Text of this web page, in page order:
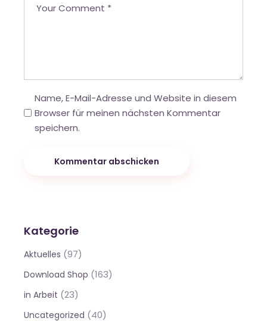
Name, E-Mail-Adresse und Website in diesem
Browser für meinen nächsten Kommentar
speichern.
Kommentar abschicken
Kategorie
Aktuelles (97)
Download Shop (163)
in Arbeit (23)
Uncategorized (40)